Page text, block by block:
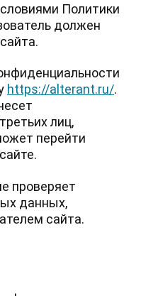
Политики
должен
https://alterant.ru/.
лиц,
перейти
проверяет
данных,
сайта.